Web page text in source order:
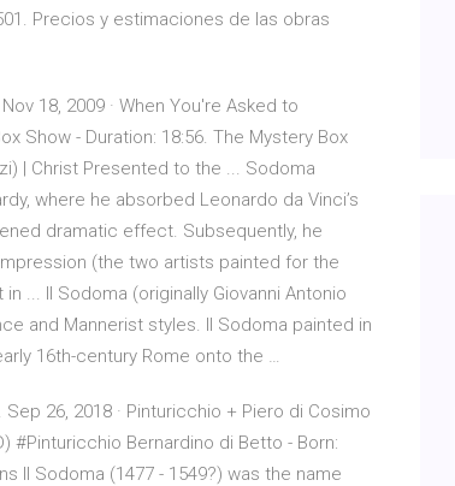
Precios y estimaciones de las obras
18, 2009 · When You're Asked to
Show - Duration: 18:56. The Mystery Box
| Christ Presented to the ... Sodoma
where he absorbed Leonardo da Vinci’s
dramatic effect. Subsequently, he
(the two artists painted for the
... Il Sodoma (originally Giovanni Antonio
and Mannerist styles. Il Sodoma painted in
16th-century Rome onto the …
26, 2018 · Pinturicchio + Piero di Cosimo
#Pinturicchio Bernardino di Betto - Born:
Il Sodoma (1477 - 1549?) was the name